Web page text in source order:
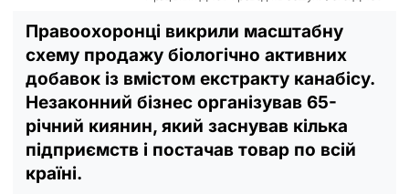
Правоохоронці викрили масштабну
схему продажу біологічно активних
добавок із вмістом екстракту канабісу.
Незаконний бізнес організував 65-
річний киянин, який заснував кілька
підприємств і постачав товар по всій
країні.